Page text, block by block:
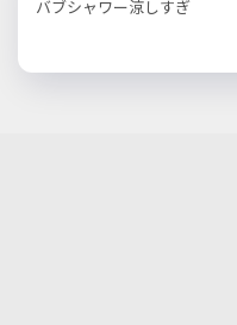
バブシャワー涼しすぎ